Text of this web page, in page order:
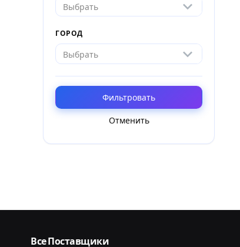
Выбрать
ГОРОД
Выбрать
Фильтровать
Отменить
Все Поставщики